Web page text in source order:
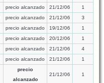
precio alcanzado 21/12/06
1
precio alcanzado 21/12/06
3
precio alcanzado 19/12/06
1
precio alcanzado 20/12/06
1
precio alcanzado 21/12/06
4
precio alcanzado 21/12/06 1
precio
alcanzado
21/12/06 1